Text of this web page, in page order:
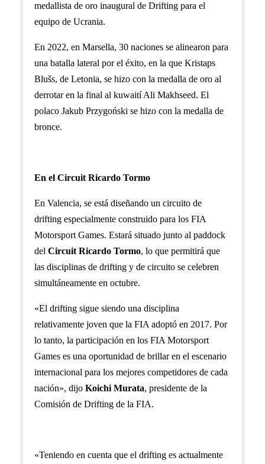
medallista de oro inaugural de Drifting para el
equipo de Ucrania.
En 2022, en Marsella, 30 naciones se alinearon para
una batalla lateral por el éxito, en la que Kristaps
Blušs, de Letonia, se hizo con la medalla de oro al
derrotar en la final al kuwaití Ali Makhseed. El
polaco Jakub Przygoński se hizo con la medalla de
bronce.
En el Circuit Ricardo Tormo
En Valencia, se está diseñando un circuito de
drifting especialmente construido para los FIA
Motorsport Games. Estará situado junto al paddock
del Circuit Ricardo Tormo, lo que permitirá que
las disciplinas de drifting y de circuito se celebren
simultáneamente en octubre.
«El drifting sigue siendo una disciplina
relativamente joven que la FIA adoptó en 2017. Por
lo tanto, la participación en los FIA Motorsport
Games es una oportunidad de brillar en el escenario
internacional para los mejores competidores de cada
nación», dijo Koichi Murata, presidente de la
Comisión de Drifting de la FIA.
«Teniendo en cuenta que el drifting es actualmente